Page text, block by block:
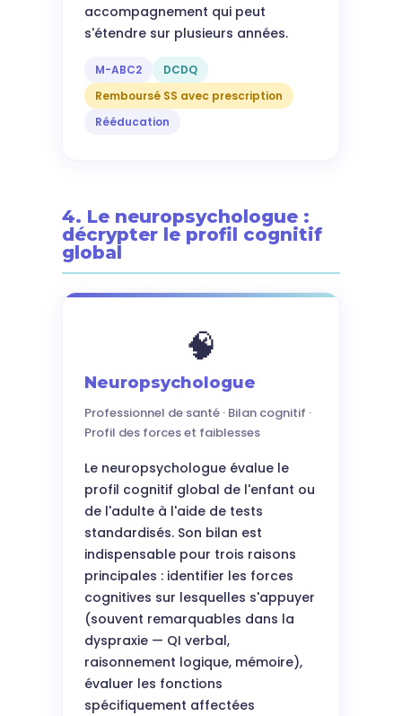
accompagnement qui peut
s'étendre sur plusieurs années.
M-ABC2
DCDQ
Remboursé SS avec prescription
Rééducation
4. Le neuropsychologue :
décrypter le profil cognitif
global
🧠
Neuropsychologue
Professionnel de santé · Bilan cognitif ·
Profil des forces et faiblesses
Le neuropsychologue évalue le
profil cognitif global de l'enfant ou
de l'adulte à l'aide de tests
standardisés. Son bilan est
indispensable pour trois raisons
principales : identifier les forces
cognitives sur lesquelles s'appuyer
(souvent remarquables dans la
dyspraxie — QI verbal,
raisonnement logique, mémoire),
évaluer les fonctions
spécifiquement affectées